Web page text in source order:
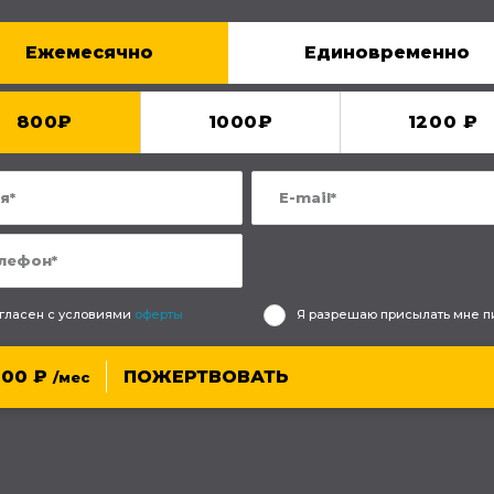
Ежемесячно Единовременно
800 1000 1200
с условиями оферты Я разрешаю присылать мне
/мес ПОЖЕРТВОВАТЬ